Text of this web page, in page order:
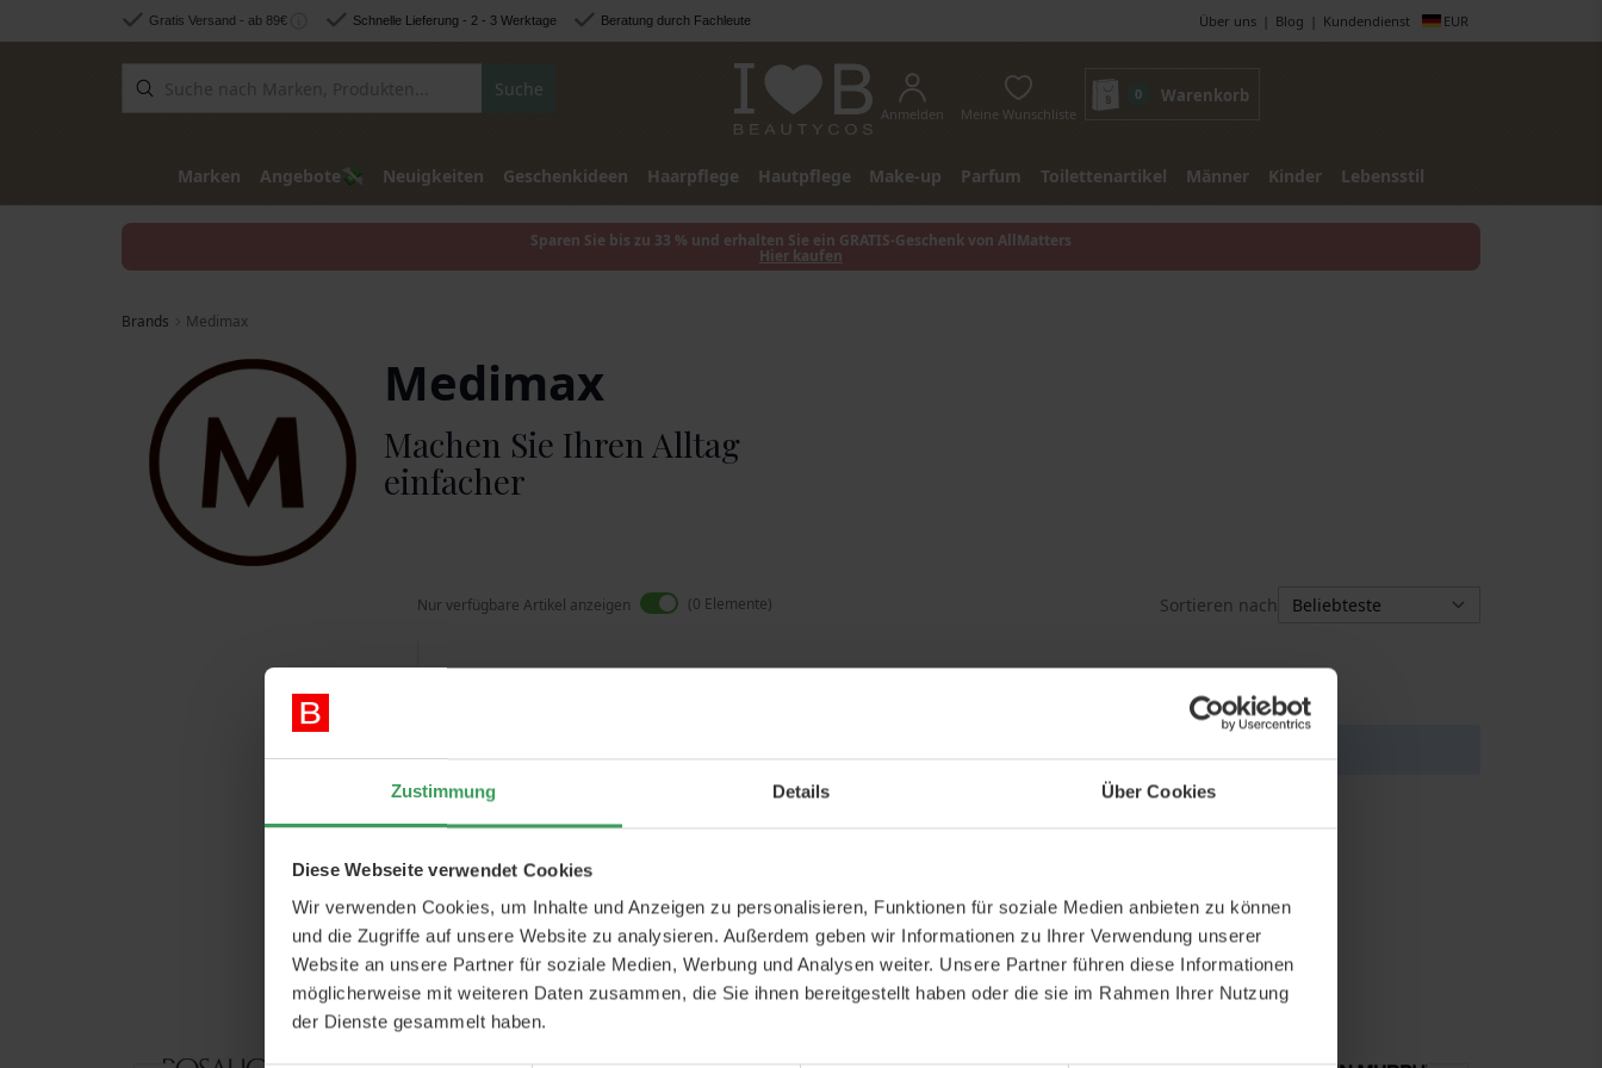
Zustimmung Details Über Cookies
Diese Webseite verwendet Cookies
Wir verwenden Cookies, um Inhalte und Anzeigen zu personalisieren, Funktionen für soziale Medien anbieten zu können
und die Zugriffe auf unsere Website zu analysieren. Außerdem geben wir Informationen zu Ihrer Verwendung unserer
Website an unsere Partner für soziale Medien, Werbung und Analysen weiter. Unsere Partner führen diese Informationen
möglicherweise mit weiteren Daten zusammen, die Sie ihnen bereitgestellt haben oder die sie im Rahmen Ihrer Nutzung
der Dienste gesammelt haben.
Zum Inhalt springenGratis Versand - ab 89€ Schnelle Lieferung - 2 - 3 Werktage Beratung durch Fachleute EUR
Über uns Blog Kundendienst
Suche
Anmelden Meine Wunschliste
0 Warenkorb
Marken Angebote💸 Neuigkeiten Geschenkideen Haarpflege Hautpflege Make-up Parfum Toilettenartikel Männer Kinder Lebensstil
Sparen Sie bis zu 33 % und erhalten Sie ein GRATIS-Geschenk von AllMatters
Hier kaufen
Brands Medimax
Medimax
Machen Sie Ihren Alltag
einfacher
Nur verfügbare Artikel anzeigen 0 Elemente Sortieren nach